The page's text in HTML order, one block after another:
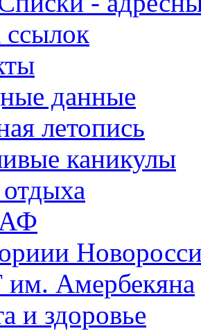
ссылок
данные
летопись
каникулы
Амербекяна
и здоровье